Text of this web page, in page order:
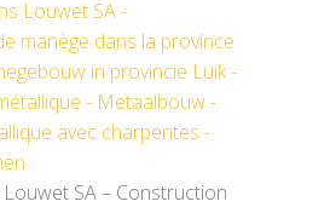
SA – Construction